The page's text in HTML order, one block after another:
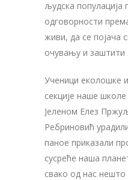
људска популација
одговорности
живи, да се појача
очувању и заштити
Ученици еколошке
секције наше
Јеленом Елез
Ребриновић
паное приказали
сусреће наша
свако од нас